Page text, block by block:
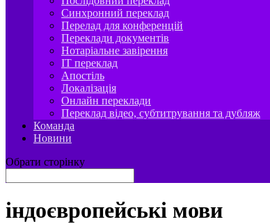
Синхронний переклад
Перелад для конференцій
Переклади документів
Нотаріальне завірення
IT переклад
Апостіль
Локалізація
Онлайн переклади
Переклад відео, субтитрування та дубляж
Команда
Новини
Обрати сторінку
індоєвропейські мови